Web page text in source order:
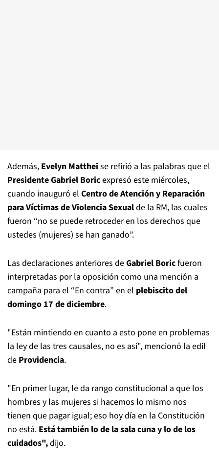
Además, Evelyn Matthei se refirió a las palabras que el
Presidente Gabriel Boricexpresó este miércoles,
cuando inauguró el Centro de Atención y Reparación
para Víctimas de Violencia Sexualde la RM, las cuales
fueron “no se puede retroceder en los derechos que
ustedes (mujeres) se han ganado”.
Las declaraciones anteriores deGabriel Boricfueron
interpretadas por la oposición como una mención a
campaña para el “En contra” en el plebiscito del
domingo 17 de diciembre.
"Están mintiendo en cuanto a esto pone en problemas
la ley de las tres causales, no es así", mencionó la edil
de Providencia.
"En primer lugar, le da rango constitucional a que los
hombres y las mujeres si hacemos lo mismo nos
tienen que pagar igual; eso hoy día en la Constitución
no está. Está también lo de la sala cuna y lo de los
cuidados",dijo.